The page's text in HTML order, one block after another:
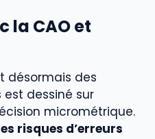
la CAO et
désormais des
est dessiné sur
micrométrique.
risques d’erreurs